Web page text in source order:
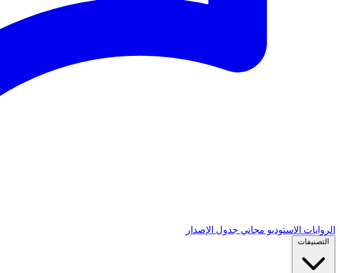
الروايات الاستوديو مجاني جدول الإصدار
التصنيفات